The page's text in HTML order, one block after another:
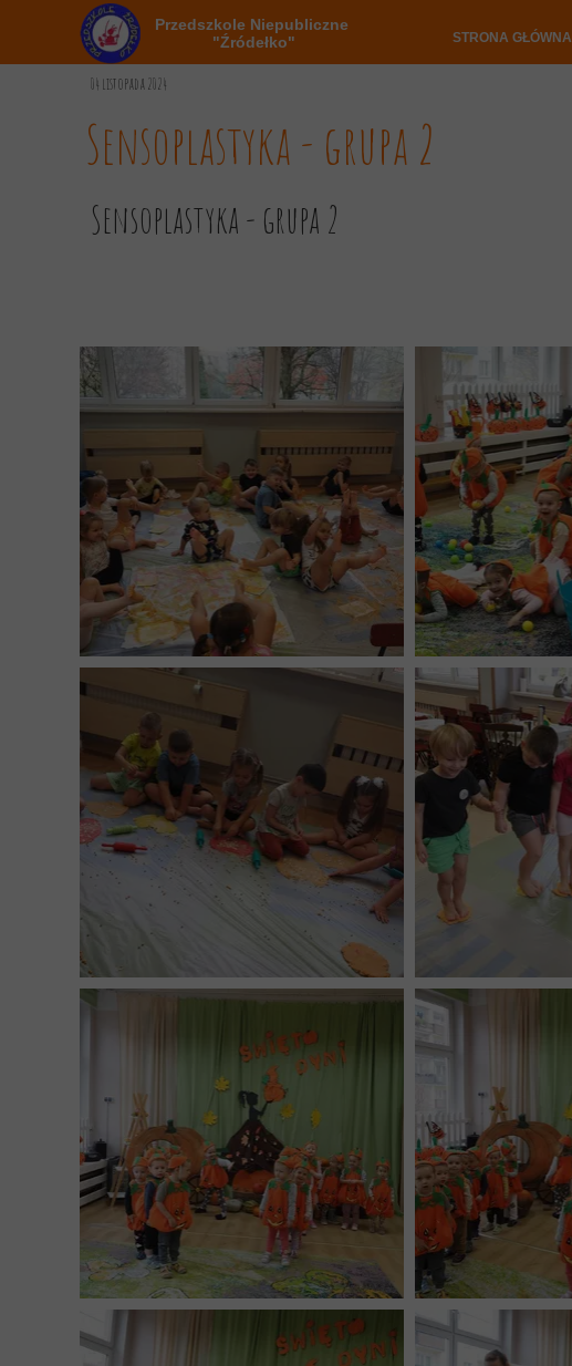
STRONA GŁÓWNA
Przedszkole Niepubliczne
"Źródełko"
04 listopada 2024
Sensoplastyka - grupa 2
Sensoplastyka - grupa 2